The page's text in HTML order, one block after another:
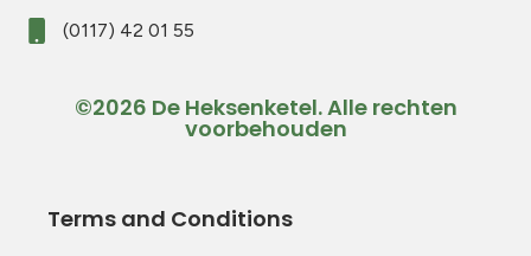
(0117) 42 01 55
©2026 De Heksenketel. Alle rechten
voorbehouden
Terms and Conditions